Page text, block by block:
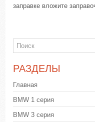
заправке вложите
РАЗДЕЛЫ
Главная
BMW 1 серия
BMW 3 серия